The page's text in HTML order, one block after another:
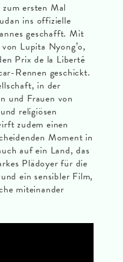
ersten Mal
ins offizielle
geschafft. Mit
Lupita Nyong’o,
Prix de la Liberté
Rennen geschickt.
in der
und Frauen von
religiösen
zudem einen
Moment in
auf ein Land, das
Plädoyer für die
ein sensibler Film,
miteinander